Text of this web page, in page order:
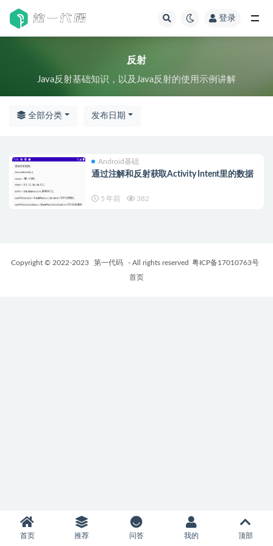
登录
反射
Java反射基础知识，以及Java反射的使用示例讲解
全部分类 发布日期
Android基础
通过注解和反射获取Activity Intent里的数据
5 年前 382
Copyright © 2022-2023 第一代码 - All rights reserved 粤ICP备17010763号
首页
首页 推荐 问答 我的 顶部